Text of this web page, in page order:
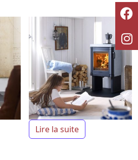
Lire la suite